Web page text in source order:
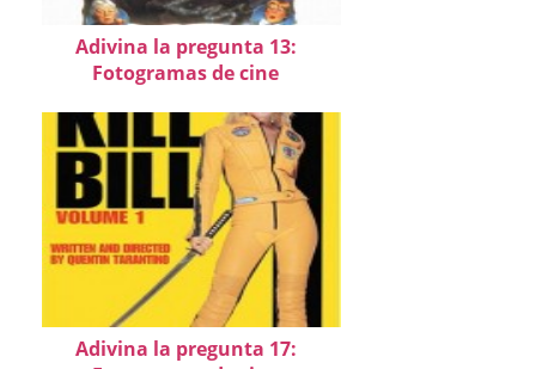
Adivina la pregunta 13:
Fotogramas de cine
Adivina la pregunta 17: